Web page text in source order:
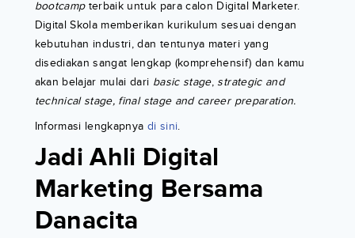
bootcampterbaik untuk para calon Digital Marketer.
Digital Skola memberikan kurikulum sesuai dengan
kebutuhan industri, dan tentunya materi yang
disediakan sangat lengkap (komprehensif) dan kamu
akan belajar mulai dari basic stage, strategic and
technical stage, final stage and career preparation.
Informasi lengkapnya di sini.
Jadi Ahli Digital
Marketing Bersama
Danacita